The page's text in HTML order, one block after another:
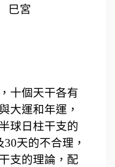
巳宮
十個天干各有
大運和年運，
球日柱干支的
天的不合理，
支的理論，配